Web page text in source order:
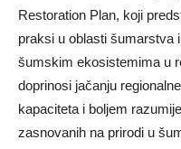
Restoration Plan, koji
praksi u oblasti šumarstva
šumskim ekosistemima u
doprinosi jačanju
kapaciteta i boljem
zasnovanih na prirodi u